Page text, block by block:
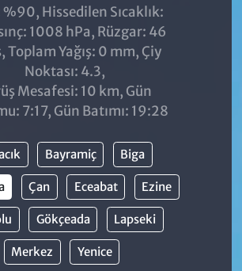
%90, Hissedilen Sıcaklık:
1008 hPa, Rüzgar: 46
Toplam Yağış: 0 mm, Çiy
Noktası: 4.3,
Mesafesi: 10 km, Gün
7:17, Gün Batımı: 19:28
Bayramiç Biga
Çan Eceabat Ezine
Gökçeada Lapseki
Merkez Yenice